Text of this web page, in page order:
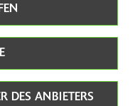
DES ANBIETERS